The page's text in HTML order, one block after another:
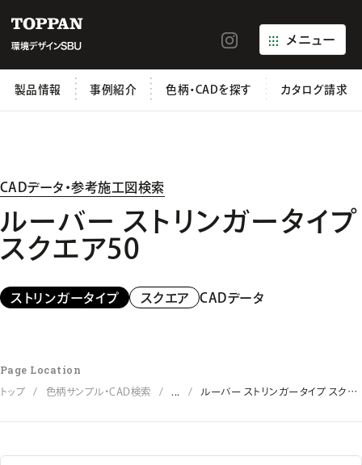
メニュー
製品情報 事例紹介 色柄・CADを探す カタログ請求
CADデータ・参考施工図検索
ルーバー ストリンガータイプ
スクエア50
ストリンガータイプ スクエア CADデータ
Page Location
トップ 色柄サンプル・CAD検索
ルーバー ストリンガータイプ スクエ